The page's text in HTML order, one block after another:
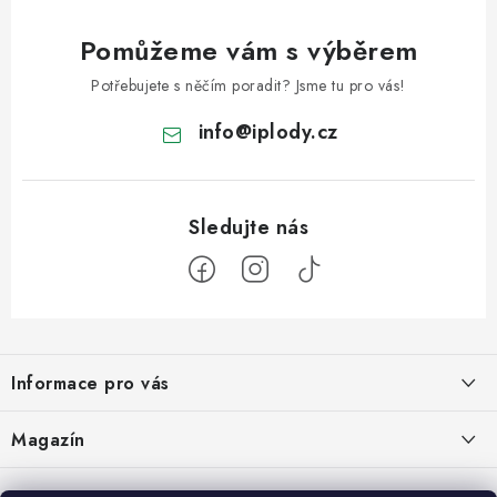
Pomůžeme vám s výběrem
Potřebujete s něčím poradit? Jsme tu pro vás!
info@iplody.cz
p
a
t
í
Informace pro vás
Doprava a platba
Velkoobchod
Magazín
Kombucha – osvěžující nápoj pro zdravé zažívání